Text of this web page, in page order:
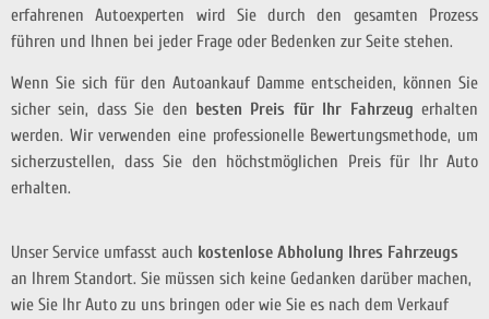
erfahrenen Autoexperten wird Sie durch den gesamten Prozess
führen und Ihnen bei jeder Frage oder Bedenken zur Seite stehen.
Wenn Sie sich für den Autoankauf Damme entscheiden, können Sie
sicher sein, dass Sie den besten Preis für Ihr Fahrzeug erhalten
werden. Wir verwenden eine professionelle Bewertungsmethode, um
sicherzustellen, dass Sie den höchstmöglichen Preis für Ihr Auto
erhalten.
Unser Service umfasst auch kostenlose Abholung Ihres Fahrzeugs
an Ihrem Standort. Sie müssen sich keine Gedanken darüber machen,
wie Sie Ihr Auto zu uns bringen oder wie Sie es nach dem Verkauf